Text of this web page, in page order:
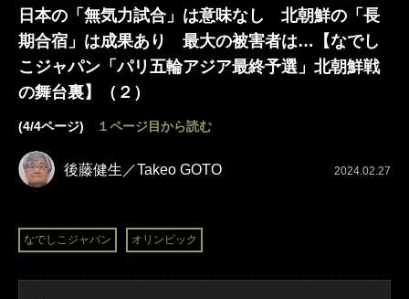
日本の「無気力試合」は意味なし 北朝鮮の「長
期合宿」は成果あり 最大の被害者は…【なでし
こジャパン「パリ五輪アジア最終予選」北朝鮮戦
の舞台裏】（２）
(4/4ページ) １ページ目から読む
後藤健生／Takeo GOTO 2024.02.27
なでしこジャパン オリンピック